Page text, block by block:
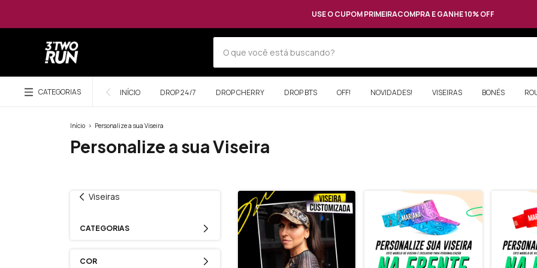
USE O CUPOM PRIMEIRACOMPRA E GANHE 10% OFF
CATEGORIAS INÍCIO DROP 24/7 DROP CHERRY DROP BTS OFF! NOVIDADES! VISEIRAS BONÉS
Início > Personalize a sua Viseira
Personalize a sua Viseira
Viseiras
CATEGORIAS
COR